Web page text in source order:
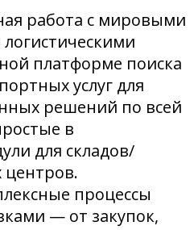
работа с мировыми
платформе поиска
услуг для
решений по всей
в
для складов/
центров.
процессы
— от закупок,